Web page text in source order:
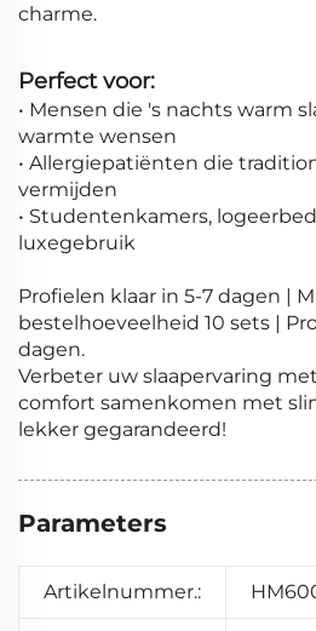
charme.
Perfect voor:
• Mensen die 's nachts warm
warmte wensen
• Allergiepatiënten die
vermijden
• Studentenkamers,
luxegebruik
Profielen klaar in 5-7 dagen |
bestelhoeveelheid 10 sets |
dagen.
Verbeter uw slaapervaring
comfort samenkomen met
lekker gegarandeerd!
Parameters
Artikelnummer.: